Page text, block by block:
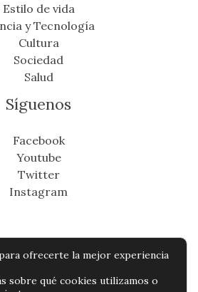
Estilo de vida
y Tecnología
Cultura
Sociedad
Salud
Síguenos
Facebook
Youtube
Twitter
Instagram
os direitos reservados -
ofrecerte la mejor experiencia
sobre qué cookies utilizamos o